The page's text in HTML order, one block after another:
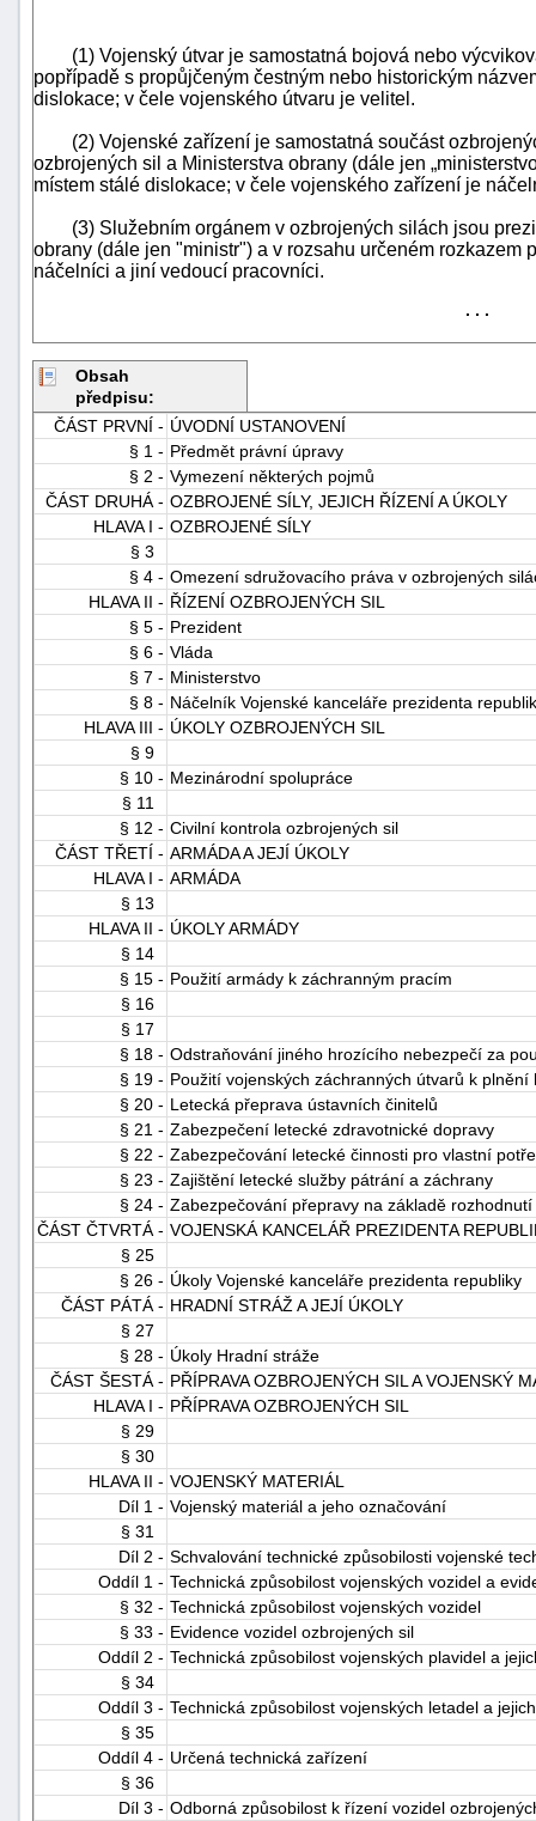
(1) Vojenský útvar je samostatná bojová nebo
popřípadě s propůjčeným čestným nebo historickým
dislokace; v čele vojenského útvaru je velitel.
(2) Vojenské zařízení je samostatná součást
ozbrojených sil a Ministerstva obrany (dále jen
místem stálé dislokace; v čele vojenského zařízení je
(3) Služebním orgánem v ozbrojených silách jsou
obrany (dále jen "ministr") a v rozsahu určeném rozkazem
náčelníci a jiní vedoucí pracovníci.
. . .
Obsah
předpisu:
ČÁST PRVNÍ - ÚVODNÍ USTANOVENÍ
§ 1 - Předmět právní úpravy
§ 2 - Vymezení některých pojmů
ČÁST DRUHÁ - OZBROJENÉ SÍLY, JEJICH ŘÍZENÍ A ÚKOLY
HLAVA I - OZBROJENÉ SÍLY
§ 3
§ 4 - Omezení sdružovacího práva v ozbrojených
HLAVA II - ŘÍZENÍ OZBROJENÝCH SIL
§ 5 - Prezident
§ 6 - Vláda
§ 7 - Ministerstvo
§ 8 - Náčelník Vojenské kanceláře prezidenta
HLAVA III - ÚKOLY OZBROJENÝCH SIL
§ 9
§ 10 - Mezinárodní spolupráce
§ 11
§ 12 - Civilní kontrola ozbrojených sil
ČÁST TŘETÍ - ARMÁDA A JEJÍ ÚKOLY
HLAVA I - ARMÁDA
§ 13
HLAVA II - ÚKOLY ARMÁDY
§ 14
§ 15 - Použití armády k záchranným pracím
§ 16
§ 17
§ 18 - Odstraňování jiného hrozícího nebezpečí za
§ 19 - Použití vojenských záchranných útvarů k
§ 20 - Letecká přeprava ústavních činitelů
§ 21 - Zabezpečení letecké zdravotnické dopravy
§ 22 - Zabezpečování letecké činnosti pro vlastní
§ 23 - Zajištění letecké služby pátrání a záchrany
§ 24 - Zabezpečování přepravy na základě rozhodnutí
ČÁST ČTVRTÁ - VOJENSKÁ KANCELÁŘ PREZIDENTA
§ 25
§ 26 - Úkoly Vojenské kanceláře prezidenta republiky
ČÁST PÁTÁ - HRADNÍ STRÁŽ A JEJÍ ÚKOLY
§ 27
§ 28 - Úkoly Hradní stráže
ČÁST ŠESTÁ - PŘÍPRAVA OZBROJENÝCH SIL A VOJENSKÝ
HLAVA I - PŘÍPRAVA OZBROJENÝCH SIL
§ 29
§ 30
HLAVA II - VOJENSKÝ MATERIÁL
Díl 1 - Vojenský materiál a jeho označování
§ 31
Díl 2 - Schvalování technické způsobilosti vojenské
Oddíl 1 - Technická způsobilost vojenských vozidel a
§ 32 - Technická způsobilost vojenských vozidel
§ 33 - Evidence vozidel ozbrojených sil
Oddíl 2 - Technická způsobilost vojenských plavidel a
§ 34
Oddíl 3 - Technická způsobilost vojenských letadel a
§ 35
Oddíl 4 - Určená technická zařízení
§ 36
Díl 3 - Odborná způsobilost k řízení vozidel
+náhrady
-
náhrady